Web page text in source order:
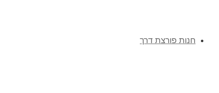
חנות פורצת דרך